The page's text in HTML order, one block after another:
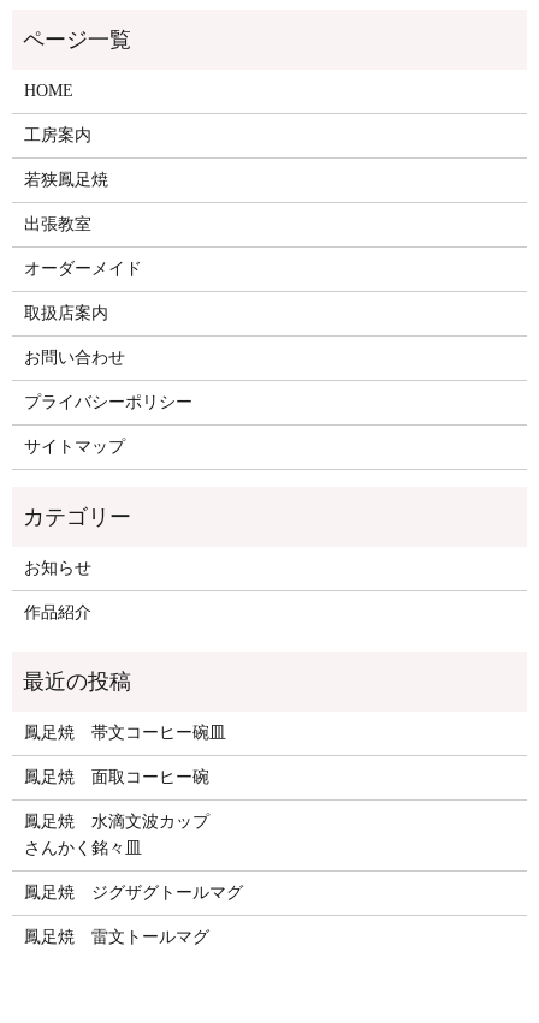
HOME
工房案内
若狭鳳足焼
出張教室
オーダーメイド
取扱店案内
お問い合わせ
プライバシーポリシー
サイトマップ
お知らせ
作品紹介
鳳足焼 帯文コーヒー碗皿
鳳足焼 面取コーヒー碗
鳳足焼 水滴文波カップ
さんかく銘々皿
鳳足焼 ジグザグトールマグ
鳳足焼 雷文トールマグ